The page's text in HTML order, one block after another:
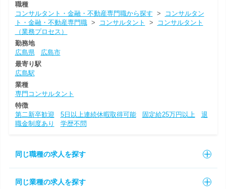
職種
コンサルタント・金融・不動産専門職から探す >
コンサルタン
ト・金融・不動産専門職> コンサルタント >
コンサルタント
（業務プロセス）
勤務地
広島県
広島市
最寄り駅
広島駅
業種
専門コンサルタント
特徴
第二新卒歓迎
5日以上連続休暇取得可能 固定給25万円以上
退
職金制度あり
学歴不問
同じ職種の求人を探す
同じ業種の求人を探す